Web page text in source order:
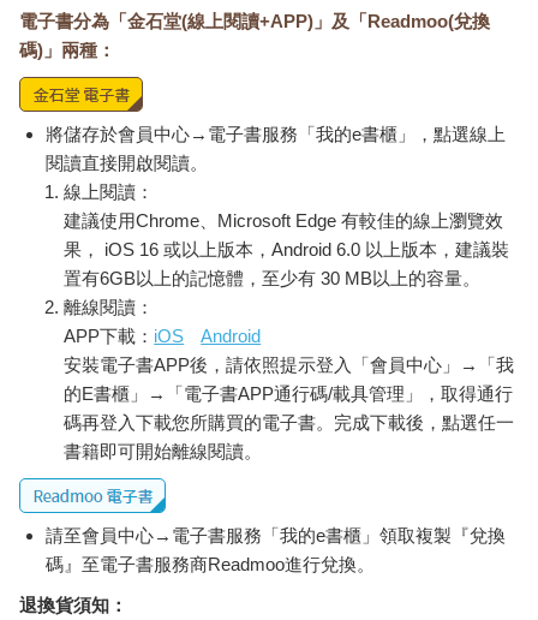
「我們走吧。」阿傑沒有再多說什麼，朝前方走去，腳步沉穩而
也對，又不是第一次來這裡。阿傑這麼常爬山的人，如果真的哪
裡怪怪的，應該會比我這個宅男更敏銳才對，陳子謙心裡暗想。
中午時分，三人終於來到計劃中的紮營地，周邊的腹地不大，四
周滿滿的長草與樹叢，還能聽到溪流的清晰水聲。正午的陽光經
過層層樹梢，到了地面只剩下零碎斑駁的光斑。
三人開始忙碌地搭起帳篷，阿傑動作熟練地搭好了自己跟小美要
睡的雙人帳，隨即轉身去幫忙小美準備晚餐。
「去幫子謙一下啦。」小美一邊整理著野炊器具，一邊躲掉阿傑
的毛手毛腳，笑著趕他過去。
陳子謙在一旁擦了擦汗，笨手笨腳地搭著帳篷，嘴裡啐了一句：
「免！你們繼續放你們的閃，我自己來。」他突然想起了自己一
年多前在忠孝新生附近上過的某堂道家靜坐課，那位年輕的導師
似乎曾經提到一種平安入山法。
電子書分為「金石堂(線上閱讀+APP)」及「Readmoo(兌換
碼)」兩種：
將儲存於會員中心→電子書服務「我的e書櫃」，點選線上
閱讀直接開啟閱讀。
線上閱讀：
建議使用Chrome、Microsoft Edge 有較佳的線上瀏覽效
果， iOS 16 或以上版本，Android 6.0 以上版本，建議裝
置有6GB以上的記憶體，至少有 30 MB以上的容量。
離線閱讀：
APP下載： iOS
Android
安裝電子書APP後，請依照提示登入「會員中心」→「我
的E書櫃」→「電子書APP通行碼/載具管理」，取得通行
碼再登入下載您所購買的電子書。完成下載後，點選任一
書籍即可開始離線閱讀。
請至會員中心→電子書服務「我的e書櫃」領取複製『兌換
碼』至電子書服務商Readmoo進行兌換。
退換貨須知：